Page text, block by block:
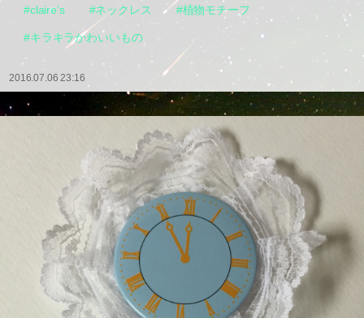
#claire’s
#ネックレス #植物モチーフ
#キラキラかわいいもの
2016.07.06 23:16